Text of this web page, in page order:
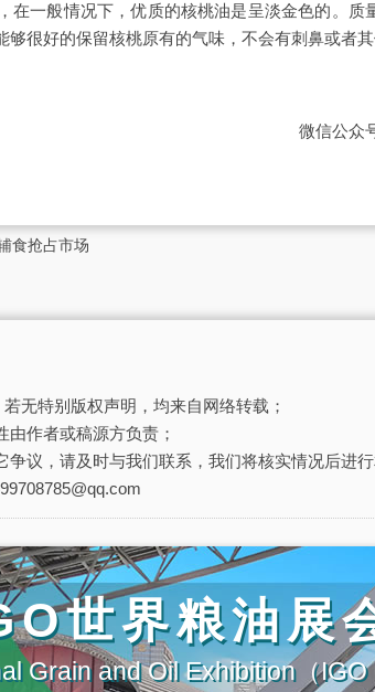
在一般情况下，优质的核桃油是呈淡金色的。质
很好的保留核桃原有的气味，不会有刺鼻或者其
微信公众
食抢占市场
无特别版权声明，均来自网络转载；
作者或稿源方负责；
议，请及时与我们联系，我们将核实情况后进行
世界粮油展
Grain and Oil Exhibition（IGO